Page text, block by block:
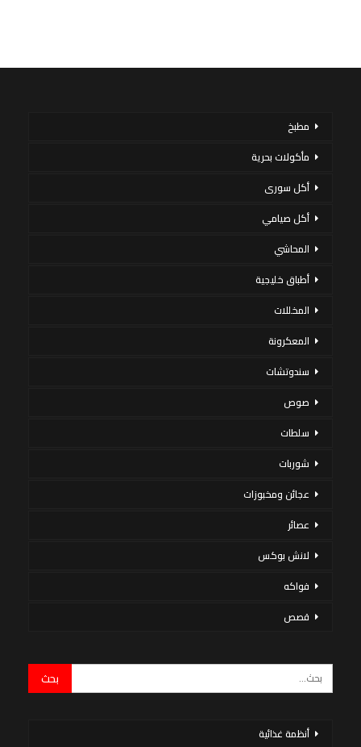
مطبخ
مأكولات بحرية
أكل سورى
أكل صيامي
المحاشي
أطباق خليجية
المخللات
المعكرونة
سندوتشات
صوص
سلطات
شوربات
عجائن ومخبوزات
عصائر
لانش بوكس
فواكه
قصص
أنظمة غذائية